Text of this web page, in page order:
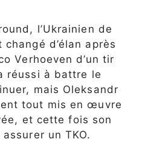
l’Ukrainien de
d’élan après
Verhoeven d’un tir
réussi à battre le
mais Oleksandr
tout mis en œuvre
et cette fois son
un TKO.